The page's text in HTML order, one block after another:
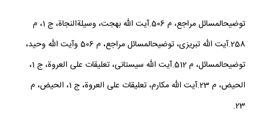
توضيح‏المسائل مراجع، م 506.آيت الله بهجت، وسيلةالنجاة، ج 1، م
258.آيت الله تبريزى، توضيح‏المسائل مراجع، م 506 وآيت الله وحيد،
توضيح‏المسائل، م 512.آيت الله سيستانى، تعليقات على العروة، ج 1،
الحيض، م 23.آيت الله مكارم، تعليقات على العروة، ج 1، الحيض، م
23.